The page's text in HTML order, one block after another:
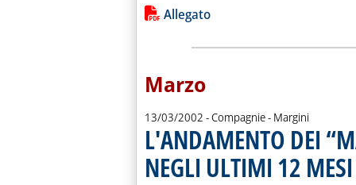
Leggi tutta la notizia: 'L'ANDAMENTO
Lista allegati PDF alla notizia
Allegato
Marzo
13/03/2002 - Compagnie - Margini
L'ANDAMENTO DEI
NEGLI ULTIMI 12 MESI